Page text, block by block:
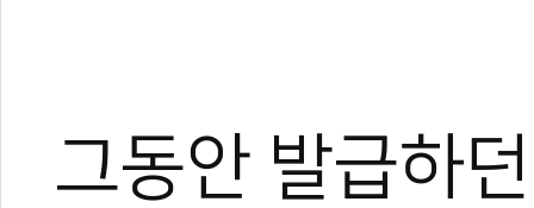
그동안 발급하